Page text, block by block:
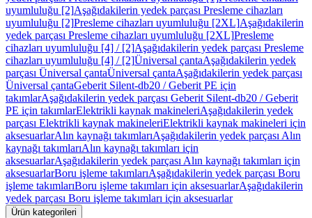
uyumluluğu [2]Aşağıdakilerin yedek parçası Presleme cihazları
uyumluluğu [2]Presleme cihazları uyumluluğu [2XL]Aşağıdakilerin
yedek parçası Presleme cihazları uyumluluğu [2XL]Presleme
cihazları uyumluluğu [4] / [2]Aşağıdakilerin yedek parçası Presleme
cihazları uyumluluğu [4] / [2]Üniversal çantaAşağıdakilerin yedek
parçası Üniversal çantaÜniversal çantaAşağıdakilerin yedek parçası
Üniversal çantaGeberit Silent-db20 / Geberit PE için
takımlarAşağıdakilerin yedek parçası Geberit Silent-db20 / Geberit
PE için takımlarElektrikli kaynak makineleriAşağıdakilerin yedek
parçası Elektrikli kaynak makineleriElektrikli kaynak makineleri için
aksesuarlarAlın kaynağı takımlarıAşağıdakilerin yedek parçası Alın
kaynağı takımlarıAlın kaynağı takımları için
aksesuarlarAşağıdakilerin yedek parçası Alın kaynağı takımları için
aksesuarlarBoru işleme takımlarıAşağıdakilerin yedek parçası Boru
işleme takımlarıBoru işleme takımları için aksesuarlarAşağıdakilerin
yedek parçası Boru işleme takımları için aksesuarlar
Ürün kategorileri